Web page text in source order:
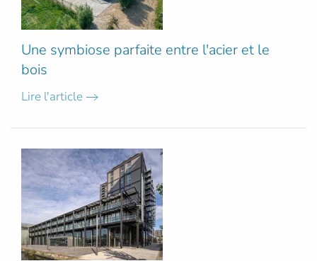
Une symbiose parfaite entre l'acier et le
bois
Lire l'article